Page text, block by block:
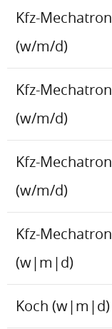
Kfz-
(w/m/d)
Kfz-
(w/m/d)
Kfz-
(w/m/d)
Kfz-
(w|m|d)
Koch (w|m|d)